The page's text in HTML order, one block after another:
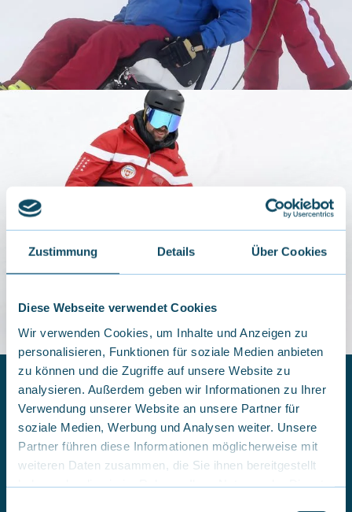
Zustimmung Details Über Cookies
Diese Webseite verwendet Cookies
Wir verwenden Cookies, um Inhalte und Anzeigen zu
personalisieren, Funktionen für soziale Medien anbieten
zu können und die Zugriffe auf unsere Website zu
analysieren. Außerdem geben wir Informationen zu Ihrer
Verwendung unserer Website an unsere Partner für
soziale Medien, Werbung und Analysen weiter. Unsere
Partner führen diese Informationen möglicherweise mit
weiteren Daten zusammen, die Sie ihnen bereitgestellt
Selbstständiges Dualski-Fahren
Beim selbstständigen Dualski-Fahren übernimmst du
die Kontrolle und steuerst den Dualski eigenständig,
ganz ohne Unterstützung. Es ist eine einmalige